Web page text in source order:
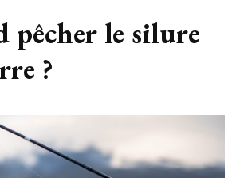
pêcher le silure
?